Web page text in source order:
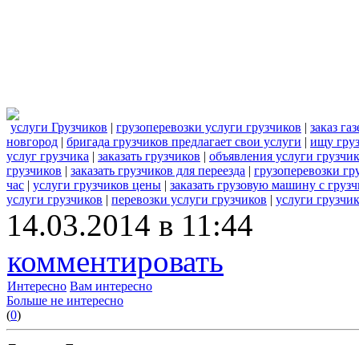
услуги Грузчиков | грузоперевозки услуги грузчиков | заказ
новгород | бригада грузчиков предлагает свои услуги | ищу
услуг грузчика | заказать грузчиков | объявления услуги
грузчиков | заказать грузчиков для переезда | грузоперевозки
час | услуги грузчиков цены | заказать грузовую машину с
услуги грузчиков | перевозки услуги грузчиков | услуги
14.03.2014 в 11:44
комментировать
Интересно Вам интересно
Больше не интересно
(0)